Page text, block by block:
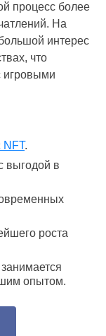
процесс более
На
интерес
что
игровыми
NFT.
выгодой в
роста
опытом.